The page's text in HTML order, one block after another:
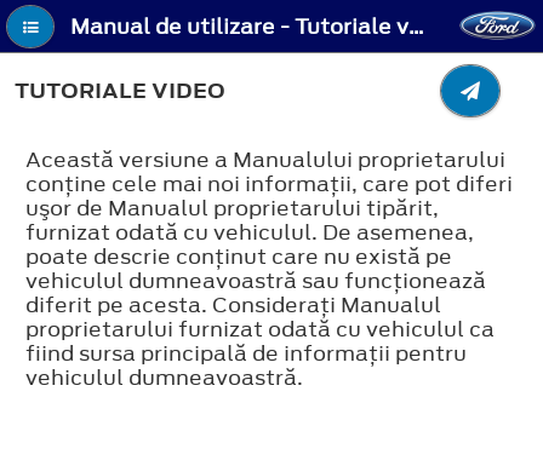
Manual de utilizare - Tutoriale video
TUTORIALE VIDEO
Această versiune a Manualului proprietarului
conţine cele mai noi informaţii, care pot diferi
uşor de Manualul proprietarului tipărit,
furnizat odată cu vehiculul. De asemenea,
poate descrie conţinut care nu există pe
vehiculul dumneavoastră sau funcţionează
diferit pe acesta. Consideraţi Manualul
proprietarului furnizat odată cu vehiculul ca
fiind sursa principală de informaţii pentru
vehiculul dumneavoastră.